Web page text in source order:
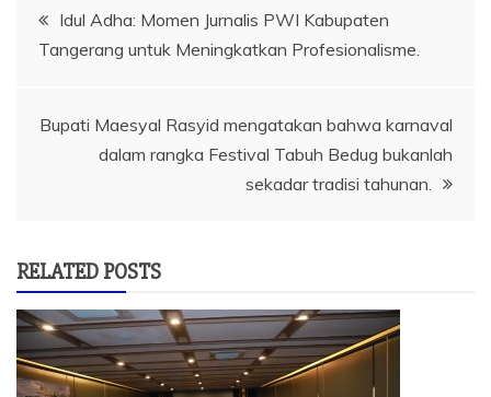
Navigasi
pos
Idul Adha: Momen Jurnalis PWI Kabupaten
Tangerang untuk Meningkatkan Profesionalisme.
Bupati Maesyal Rasyid mengatakan bahwa karnaval
dalam rangka Festival Tabuh Bedug bukanlah
sekadar tradisi tahunan.
RELATED POSTS